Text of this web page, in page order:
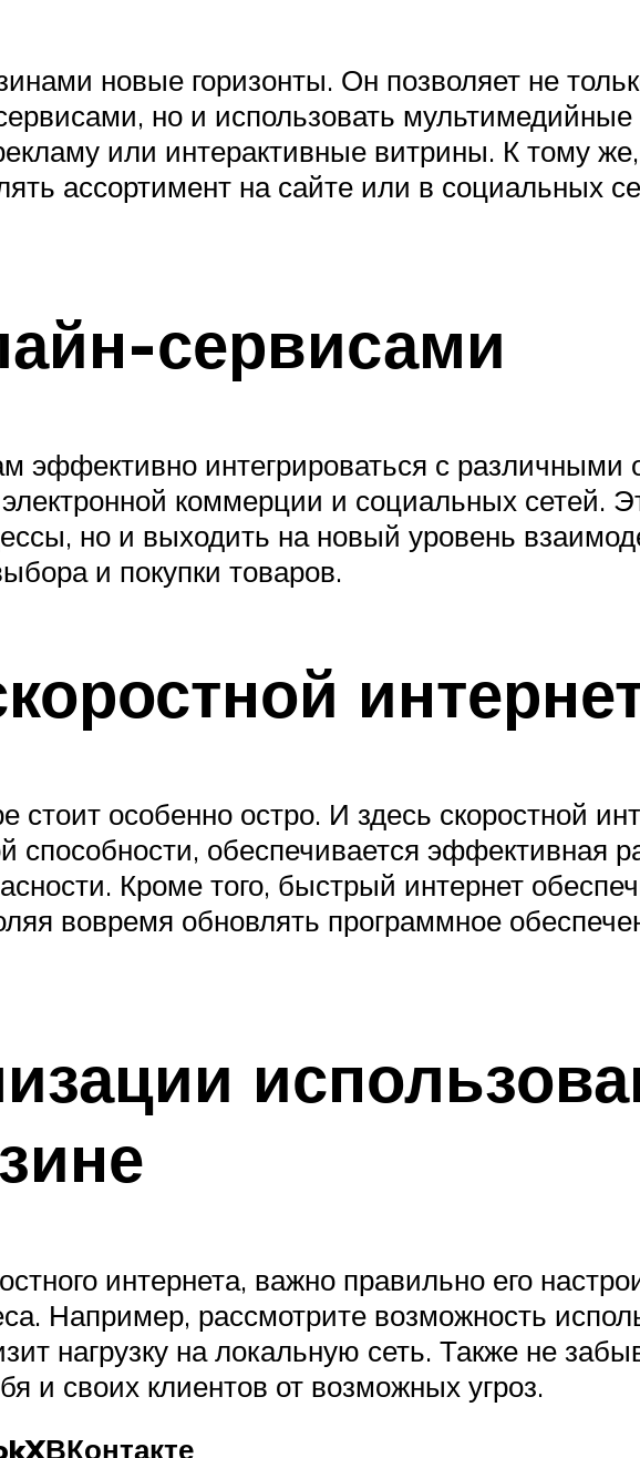
новые горизонты. Он позволяет не
но и использовать
или интерактивные витрины. К тому
ассортимент на сайте или в социальных
сервисами
эффективно интегрироваться с
коммерции и социальных сетей.
но и выходить на новый уровень
и покупки товаров.
особенно остро. И здесь скоростной
способности, обеспечивается эффективная
Кроме того, быстрый интернет
вовремя обновлять программное
интернета, важно правильно его
Например, рассмотрите возможность
нагрузку на локальную сеть. Также не
и своих клиентов от возможных угроз.
XВКонтакте